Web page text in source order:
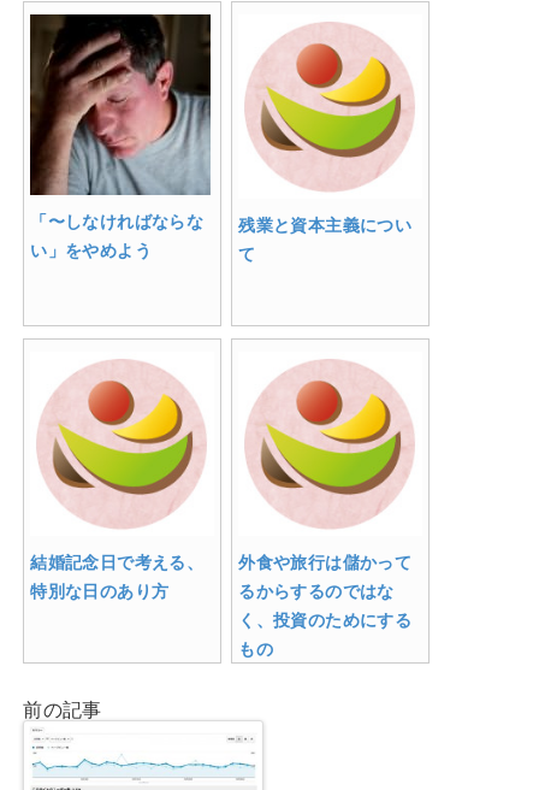
「〜しなければならな
い」をやめよう
残業と資本主義につい
て
結婚記念日で考える、
特別な日のあり方
外食や旅行は儲かって
るからするのではな
く、投資のためにする
もの
前の記事